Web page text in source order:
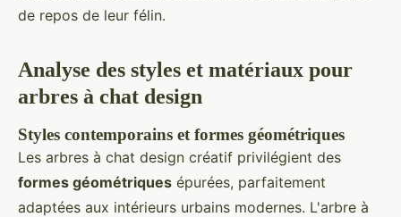
de repos de leur félin.
Analyse des styles et matériaux pour
arbres à chat design
Styles contemporains et formes géométriques
Les arbres à chat design créatif privilégient des
formes géométriques épurées, parfaitement
adaptées aux intérieurs urbains modernes. L'arbre à